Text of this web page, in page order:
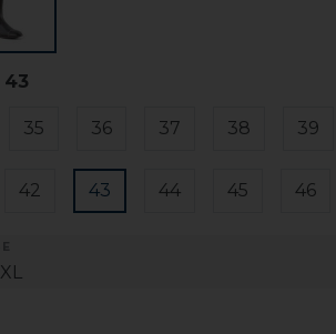
43
35 36 37 38 39
42 43 44 45 46